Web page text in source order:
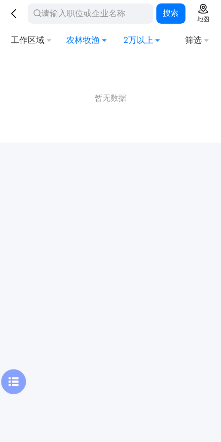
搜索
地图
工作区域 农林牧渔 2万以上 筛选
暂无数据